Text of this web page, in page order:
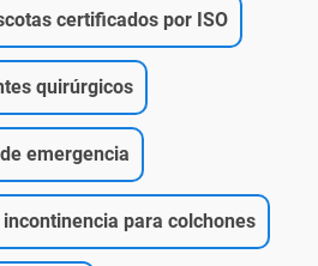
certificados por ISO
quirúrgicos
emergencia
para colchones